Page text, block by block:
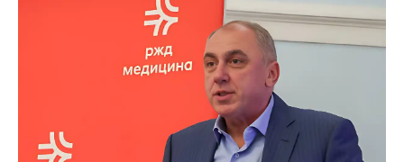
Оплата и доставка
Пресс-центр
Бренды
Адрес